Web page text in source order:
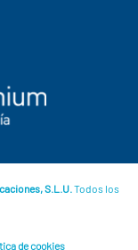
S.L.U.Todos los
de cookies